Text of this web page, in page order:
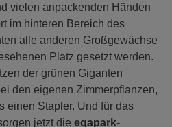
vielen anpackenden Händen
im hinteren Bereich des
alle anderen Großgewächse
Platz gesetzt werden.
der grünen Giganten
den eigenen Zimmerpflanzen,
einen Stapler. Und für das
jetzt die egapark-